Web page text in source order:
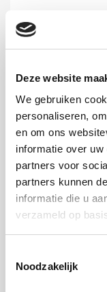
Deze website
We gebruiken
personaliseren,
en om ons
informatie over
partners voor
partners kunnen
informatie die u
verzameld op
Noodzakelijk
is werd ook
gebleken dat
Factor V
mindere mate
hoeft te
jaar) is
medicatie